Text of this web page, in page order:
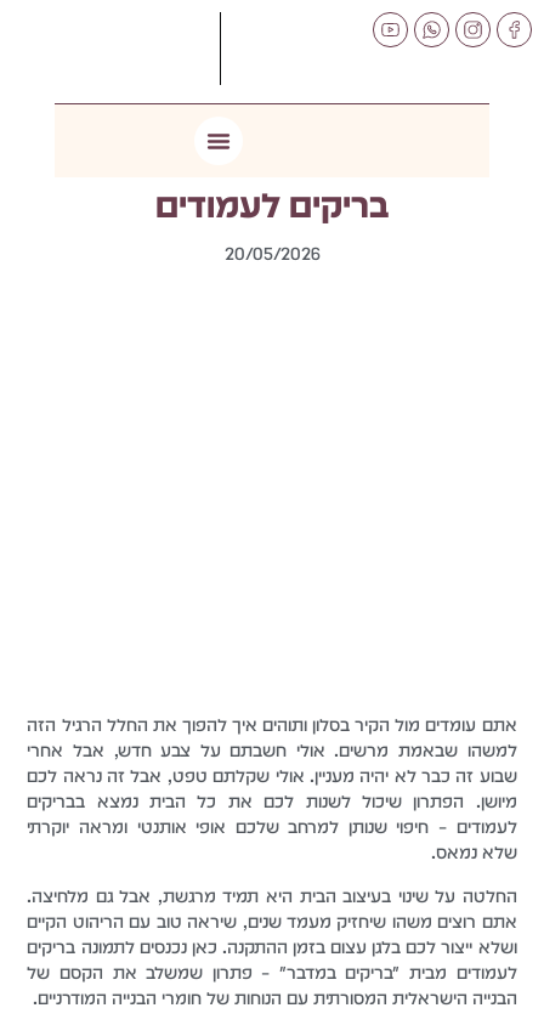
לתוכן
בריקים לעמודים
20/05/2026
אתם עומדים מול הקיר בסלון ותוהים איך להפוך את החלל הרגיל הזה
למשהו שבאמת מרשים. אולי חשבתם על צבע חדש, אבל אחרי
שבוע זה כבר לא יהיה מעניין. אולי שקלתם טפט, אבל זה נראה לכם
מיושן. הפתרון שיכול לשנות לכם את כל הבית נמצא בבריקים
לעמודים – חיפוי שנותן למרחב שלכם אופי אותנטי ומראה יוקרתי
שלא נמאס.
החלטה על שינוי בעיצוב הבית היא תמיד מרגשת, אבל גם מלחיצה.
אתם רוצים משהו שיחזיק מעמד שנים, שיראה טוב עם הריהוט הקיים
ושלא ייצור לכם בלגן עצום בזמן ההתקנה. כאן נכנסים לתמונה בריקים
לעמודים מבית "בריקים במדבר" – פתרון שמשלב את הקסם של
הבנייה הישראלית המסורתית עם הנוחות של חומרי הבנייה המודרניים.